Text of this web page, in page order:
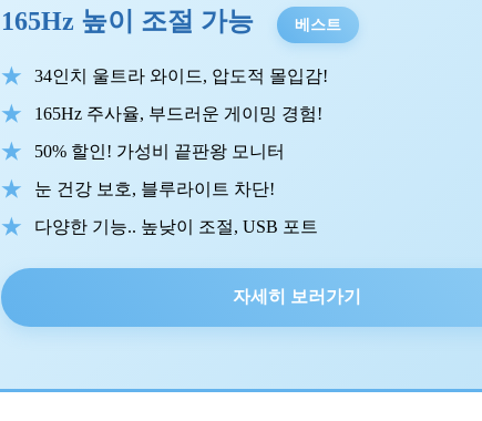
165Hz 높이 조절 가능
베스트
34인치 울트라 와이드, 압도적 몰입감!
165Hz 주사율, 부드러운 게이밍 경험!
50% 할인! 가성비 끝판왕 모니터
눈 건강 보호, 블루라이트 차단!
다양한 기능.. 높낮이 조절, USB 포트
자세히 보러가기